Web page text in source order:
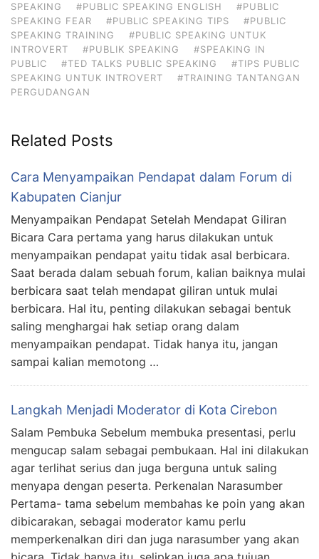
SPEAKING
#PUBLIC SPEAKING ENGLISH
#PUBLIC
SPEAKING FEAR
#PUBLIC SPEAKING TIPS
#PUBLIC
SPEAKING TRAINING
#PUBLIC SPEAKING UNTUK
INTROVERT
#PUBLIK SPEAKING
#SPEAKING IN
PUBLIC
#TED TALKS PUBLIC SPEAKING
#TIPS PUBLIC
SPEAKING UNTUK INTROVERT
#TRAINING TANTANGAN
PERGUDANGAN
Related Posts
Cara Menyampaikan Pendapat dalam Forum di
Kabupaten Cianjur
Menyampaikan Pendapat Setelah Mendapat Giliran
Bicara Cara pertama yang harus dilakukan untuk
menyampaikan pendapat yaitu tidak asal berbicara.
Saat berada dalam sebuah forum, kalian baiknya mulai
berbicara saat telah mendapat giliran untuk mulai
berbicara. Hal itu, penting dilakukan sebagai bentuk
saling menghargai hak setiap orang dalam
menyampaikan pendapat. Tidak hanya itu, jangan
sampai kalian memotong …
Langkah Menjadi Moderator di Kota Cirebon
Salam Pembuka Sebelum membuka presentasi, perlu
mengucap salam sebagai pembukaan. Hal ini dilakukan
agar terlihat serius dan juga berguna untuk saling
menyapa dengan peserta. Perkenalan Narasumber
Pertama- tama sebelum membahas ke poin yang akan
dibicarakan, sebagai moderator kamu perlu
memperkenalkan diri dan juga narasumber yang akan